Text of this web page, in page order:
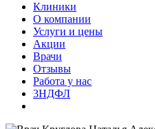
Клиники
О компании
Услуги и цены
Акции
Врачи
Отзывы
Работа у нас
3НДФЛ